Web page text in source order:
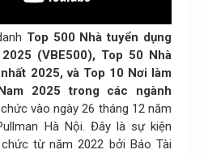
Top 500 Nhà tuyển dụng
(VBE500), Top 50 Nhà
2025, và Top 10 Nơi làm
2025 trong các ngành
vào ngày 26 tháng 12 năm
Hà Nội. Đây là sự kiện
từ năm 2022 bởi Báo Tài